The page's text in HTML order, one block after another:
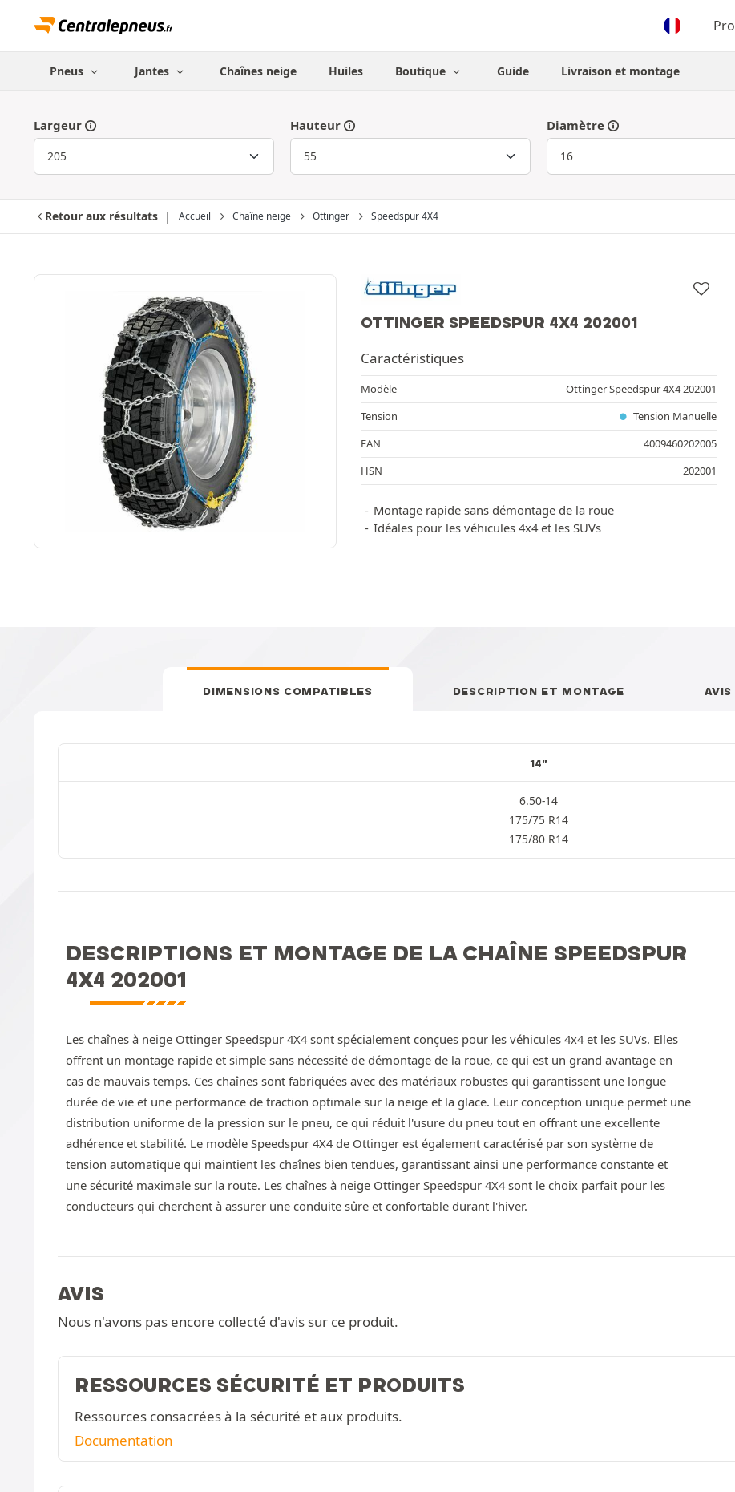
Pro
Pneus Jantes Chaînes neige Huiles Boutique Guide Livraison et montage
Largeur Hauteur Diamètre
Retour aux résultats Accueil Chaîne neige Ottinger Speedspur 4X4
OTTINGER SPEEDSPUR 4X4 202001
Caractéristiques
Modèle
Ottinger Speedspur 4X4 202001
Tension
Tension Manuelle
EAN
4009460202005
HSN
202001
Montage rapide sans démontage de la roue
Idéales pour les véhicules 4x4 et les SUVs
DIMENSIONS COMPATIBLES DESCRIPTION ET MONTAGE AVIS
14"
6.50-14
175/75 R14
175/80 R14
DESCRIPTIONS ET MONTAGE DE LA CHAÎNE SPEEDSPUR
4X4 202001
Les chaînes à neige Ottinger Speedspur 4X4 sont spécialement conçues pour les véhicules 4x4 et les SUVs. Elles
offrent un montage rapide et simple sans nécessité de démontage de la roue, ce qui est un grand avantage en
cas de mauvais temps. Ces chaînes sont fabriquées avec des matériaux robustes qui garantissent une longue
durée de vie et une performance de traction optimale sur la neige et la glace. Leur conception unique permet une
distribution uniforme de la pression sur le pneu, ce qui réduit l'usure du pneu tout en offrant une excellente
adhérence et stabilité. Le modèle Speedspur 4X4 de Ottinger est également caractérisé par son système de
tension automatique qui maintient les chaînes bien tendues, garantissant ainsi une performance constante et
une sécurité maximale sur la route. Les chaînes à neige Ottinger Speedspur 4X4 sont le choix parfait pour les
conducteurs qui cherchent à assurer une conduite sûre et confortable durant l'hiver.
AVIS
Nous n'avons pas encore collecté d'avis sur ce produit.
RESSOURCES SÉCURITÉ ET PRODUITS
Ressources consacrées à la sécurité et aux produits.
Documentation